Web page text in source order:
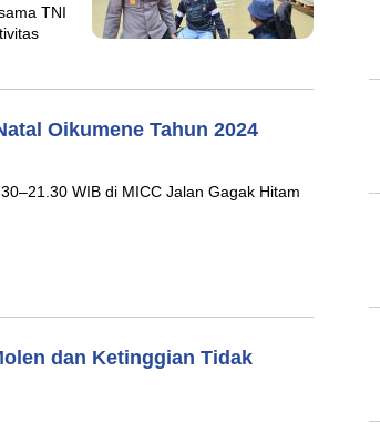
TNI
Oikumene Tahun 2024
WIB di MICC Jalan Gagak Hitam
dan Ketinggian Tidak